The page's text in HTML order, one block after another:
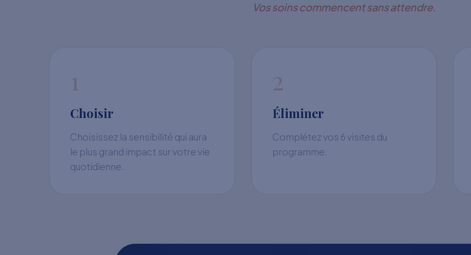
Vos soins commencent sans attendre.
1
Choisir
Choisissez la sensibilité qui aura
le plus grand impact sur votre vie
quotidienne.
2
Éliminer
Complétez vos 6 visites du
programme.